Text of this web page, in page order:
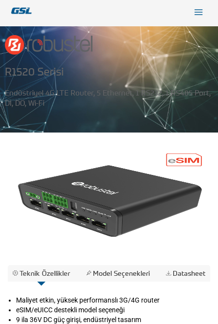
R1520 Serisi
Endüstriyel 4G LTE Router, 5 Ethernet, 1 RS232, 1 RS485 Port,
DI, DO, Wi-Fi
Teknik Özellikler Model Seçenekleri Datasheet
Maliyet etkin, yüksek performanslı 3G/4G router
eSIM/eUICC destekli model seçeneği
9 ila 36V DC güç girişi, endüstriyel tasarım